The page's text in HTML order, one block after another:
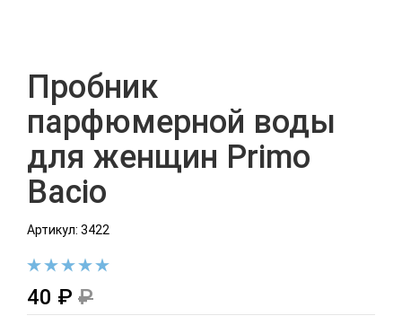
Пробник
парфюмерной воды
для женщин Primo
Bacio
Артикул: 3422
40 ₽ ₽